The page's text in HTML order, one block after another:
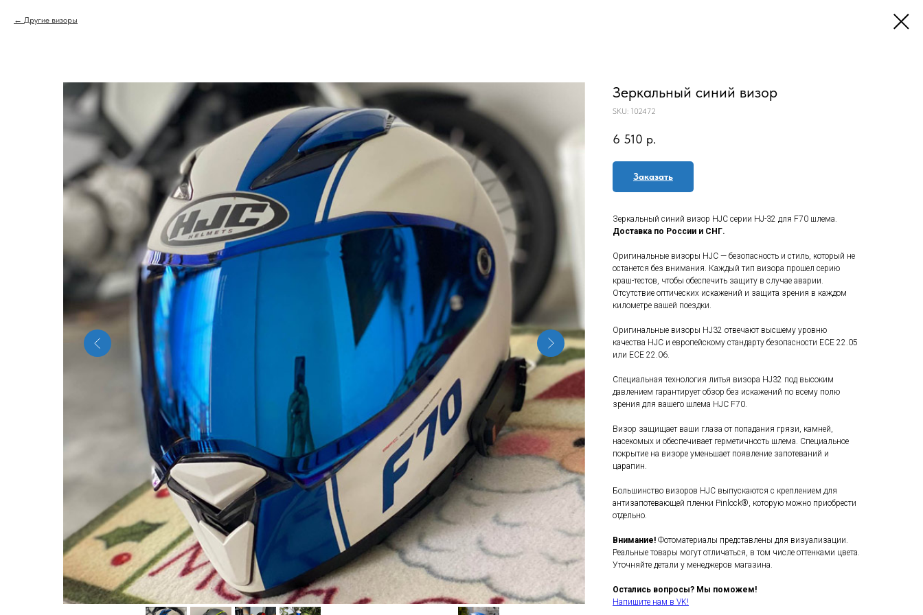
Другие визоры
Зеркальный синий визор
SKU: 102472
6 510 р.
Заказать
Зеркальный синий визор HJC серии HJ-32 для F70 шлема.
Доставка по России и СНГ.
Оригинальные визоры HJC — безопасность и стиль, который не
останется без внимания. Каждый тип визора прошел серию
краш-тестов, чтобы обеспечить защиту в случае аварии.
Отсутствие оптических искажений и защита зрения в каждом
километре вашей поездки.
Оригинальные визоры HJ32 отвечают высшему уровню
качества HJC и европейскому стандарту безопасности ECE 22.05
или ECE 22.06.
Специальная технология литья визора HJ32 под высоким
давлением гарантирует обзор без искажений по всему полю
зрения для вашего шлема HJC F70.
Визор защищает ваши глаза от попадания грязи, камней,
насекомых и обеспечивает герметичность шлема. Специальное
покрытие на визоре уменьшает появление запотеваний и
царапин.
Большинство визоров HJC выпускаются с креплением для
антизапотевающей пленки Pinlock®, которую можно приобрести
отдельно.
Внимание! Фотоматериалы представлены для визуализации.
Реальные товары могут отличаться, в том числе оттенками цвета.
Уточняйте детали у менеджеров магазина.
Остались вопросы? Мы поможем!
Напишите нам в VK!